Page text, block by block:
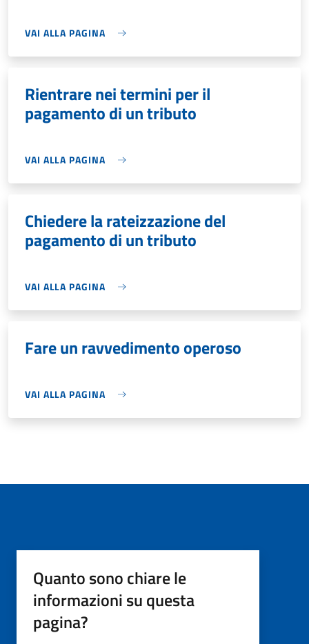
VAI ALLA PAGINA
Rientrare nei termini per il
pagamento di un tributo
VAI ALLA PAGINA
Chiedere la rateizzazione del
pagamento di un tributo
VAI ALLA PAGINA
Fare un ravvedimento operoso
VAI ALLA PAGINA
Quanto sono chiare le
informazioni su questa
pagina?